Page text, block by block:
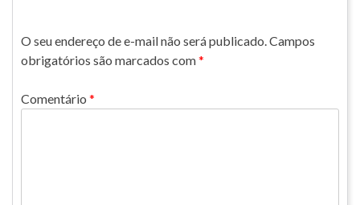
O seu endereço de e-mail não será publicado.Campos
obrigatórios são marcados com*
Comentário *